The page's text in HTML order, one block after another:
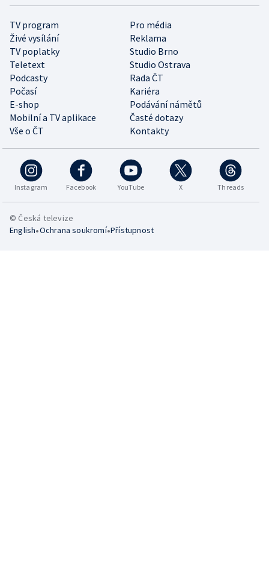
TV program
Pro média
Živé vysílání
Reklama
TV poplatky
Studio Brno
Teletext
Studio Ostrava
Podcasty
Rada ČT
Počasí
Kariéra
E-shop
Podávání námětů
Mobilní a TV aplikace
Časté dotazy
Vše o ČT
Kontakty
Instagram Facebook YouTube X Threads
© Česká televize
English•Ochrana soukromí•Přístupnost